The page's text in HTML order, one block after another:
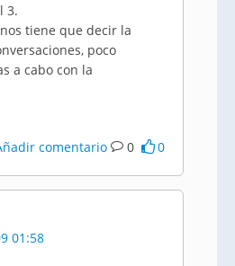
3.
tiene que decir la
poco
a cabo con la
comentario 0 0
01:58